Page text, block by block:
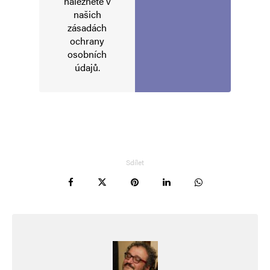
Přesně tak, bohužel.
30. 7. 2024 (14:42)
našich
zásadách
ochrany
osobních
údajů.
Sdílet